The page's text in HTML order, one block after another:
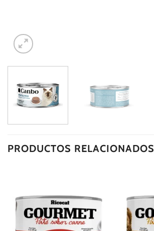
PRODUCTOS RELACIONADOS